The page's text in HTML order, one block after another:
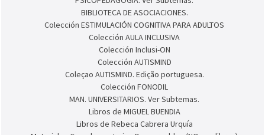
Editorial de Materiales Psicopedagógicos.
PSICOPEDAGOGÍA. Ver Subtemas.
BIBLIOTECA DE ASOCIACIONES.
Colección ESTIMULACIÓN COGNITIVA PARA ADULTOS
Colección AULA INCLUSIVA
Colección Inclusi-ON
Colección AUTISMIND
Coleçao AUTISMIND. Edição portuguesa.